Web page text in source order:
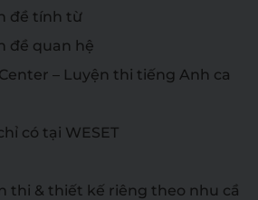
đề tính từ
đề quan hệ
– Luyện thi tiếng Anh ca
có tại WESET
thi & thiết kế riêng theo nhu cầ